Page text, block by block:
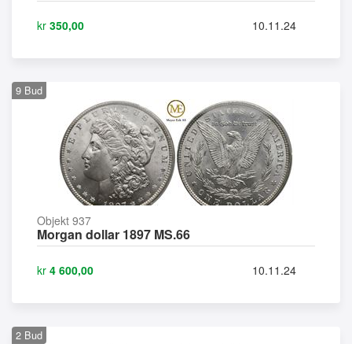
kr 350,00 10.11.24
9 Bud
Objekt 937
Morgan dollar 1897 MS.66
kr 4 600,00 10.11.24
2 Bud